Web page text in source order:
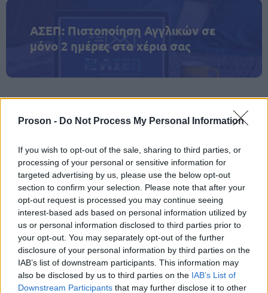
Proson - Do Not Process My Personal Information
If you wish to opt-out of the sale, sharing to third parties, or
processing of your personal or sensitive information for
targeted advertising by us, please use the below opt-out
section to confirm your selection. Please note that after your
opt-out request is processed you may continue seeing
interest-based ads based on personal information utilized by
us or personal information disclosed to third parties prior to
your opt-out. You may separately opt-out of the further
disclosure of your personal information by third parties on the
IAB’s list of downstream participants. This information may
also be disclosed by us to third parties on the IAB’s List of
Downstream Participants that may further disclose it to other
ΑΣΕΠ: Πιστοποίηση Αγγλικών σε
μόνο 2 ημέρες στα χέρια σας
Πιστοποίηση Υπολογιστών σε 2
μέρες
Μάθε πρώτος όλες τις σημαντικές
ειδήσεις.
Βάλε το proson.gr στα αποτελέσματα
αναζήτησης της Google